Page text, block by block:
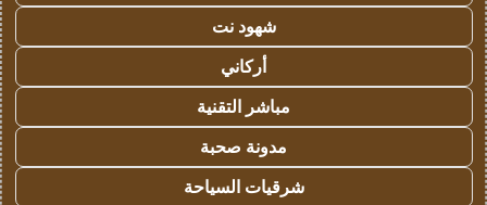
شهود نت
أركاني
مباشر التقنية
مدونة صحبة
شرقيات السياحة